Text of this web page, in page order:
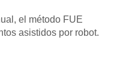
el método FUE
asistidos por robot.